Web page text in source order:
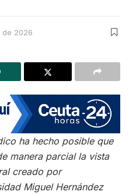
2026
ha hecho posible que
manera parcial la vista
creado por
Miguel Hernández